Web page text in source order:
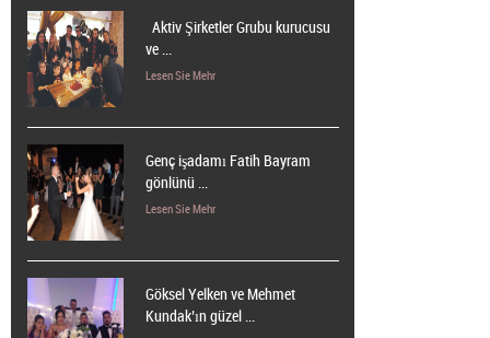
Aktiv Şirketler Grubu kurucusu
ve ...
Lesen Sie Mehr
Genç işadamı Fatih Bayram
gönlünü ...
Lesen Sie Mehr
Göksel Yelken ve Mehmet
Kundak’ın güzel ...